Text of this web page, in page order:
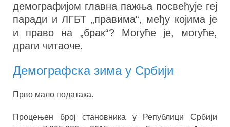
демографијом главна пажња посвећује геј
паради и ЛГБТ „правима“, међу којима је
и право на „брак“? Могуће је, могуће,
драги читаоче.
Демографска зима у Србији
Прво мало података.
Процењен број становника у Републици Србији